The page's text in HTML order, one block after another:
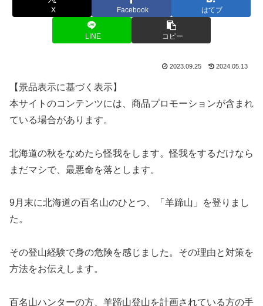
X Facebook はてブ
LINE コピー
2023.09.25 2024.05.13
【景品表示に基づく表示】
本サイトのコンテンツには、商品プロモーションが含まれ
ている場合があります。
北海道の秋をなめたら怪我をします。怪我をするだけなら
まだマシで、最悪命を落とします。
9月末に北海道の百名山のひとつ、「羊蹄山」を登りまし
た。
その登山経験で身の危険を感じました。その理由と対策を
方法をお伝えします。
百名山ハンターの方、羊蹄山登山を計画されている方の手